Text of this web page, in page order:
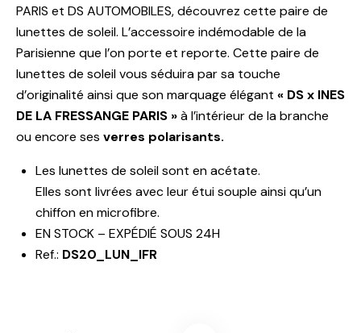
PARIS et DS AUTOMOBILES, découvrez cette paire de
lunettes de soleil. L’accessoire indémodable de la
Parisienne que l’on porte et reporte. Cette paire de
lunettes de soleil vous séduira par sa touche
d’originalité ainsi que son marquage élégant « DS x INES
DE LA FRESSANGE PARIS »à l’intérieur de la branche
ou encore ses verres polarisants.
Les lunettes de soleil sont en acétate.
Elles sont livrées avec leur étui souple ainsi qu’un
chiffon en microfibre.
EN STOCK – EXPÉDIÉ SOUS 24H
Ref.: DS20_LUN_IFR